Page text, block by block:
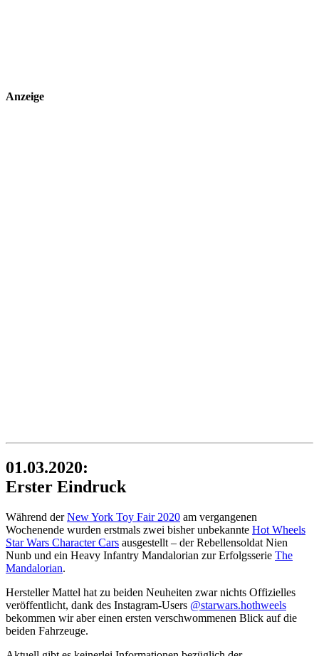
Anzeige
01.03.2020:
Erster Eindruck
Während derNew York Toy Fair 2020 am vergangenen
Wochenende wurden erstmals zwei bisher unbekannte Hot Wheels
Star Wars Character Cars ausgestellt – der Rebellensoldat Nien
Nunb und ein Heavy Infantry Mandalorian zur Erfolgsserie The
Mandalorian.
Hersteller Mattel hat zu beiden Neuheiten zwar nichts Offizielles
veröffentlicht, dank des Instagram-Users @starwars.hothweels
bekommen wir aber einen ersten verschwommenen Blick auf die
beiden Fahrzeuge.